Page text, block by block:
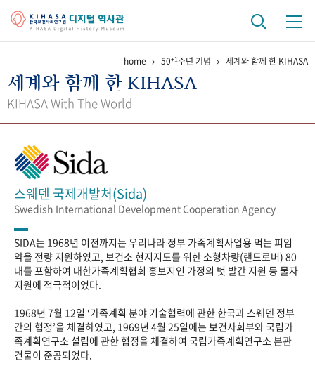
걸어온 길 기관 변천사 역대 기관장
정책과 연구 키워드로 보는 연구 역사
간행물 변천사
기록물 아카이브
사진 아카이브 문서 기록물 행정박물 영상 기록물
성과 50선 숫자로 보는 50년 50+1주년 광장
세계와 함께 한 KIHASA
home 50+1주년 기념 세계와 함께 한 KIHASA
세계와 함께 한 KIHASA
KIHASA With The World
스웨덴 국제개발처(Sida)
Swedish International Development Cooperation Agency
SIDA는 1968년 이전까지는 우리나라 정부 가족계획사업용 먹는 피임
약을 전량 지원하였고, 보건소 현지지도를 위한 소형차량(랜드로버) 80
대를 포함하여 대한가족계획협회 홍보지인 가정의 벗 발간 지원 등 물자
지원에 적극적이었다.
1968년 7월 12일 ‘가족계획 분야 기술협력에 관한 한국과 스웨덴 정부
간의 협정’을 체결하였고, 1969년 4월 25일에는 보건사회부와 국립가
족계획연구소 설립에 관한 협정을 체결하여 국립가족계획연구소 본관
건물이 준공되었다.